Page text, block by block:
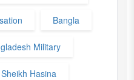
Bangla
Military
Sheikh Hasina